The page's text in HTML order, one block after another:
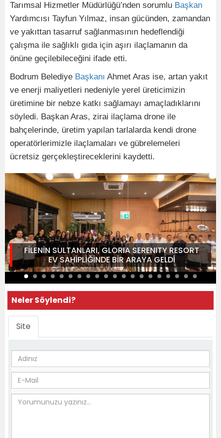
Tarımsal Hizmetler Müdürlüğü’nden sorumlu Başkan
Yardımcısı Tayfun Yılmaz, insan gücünden, zamandan
ve yakıttan tasarruf sağlanmasının hedeflendiği
çalışma ile sağlıklı gıda için aşırı ilaçlamanın da
önüne geçilebileceğini ifade etti.
Bodrum Belediye Başkanı Ahmet Aras ise, artan yakıt
ve enerji maliyetleri nedeniyle yerel üreticimizin
üretimine bir nebze katkı sağlamayı amaçladıklarını
söyledi. Başkan Aras, zirai ilaçlama drone ile
bahçelerinde, üretim yapılan tarlalarda kendi drone
operatörlerimizle ilaçlamaları ve gübrelemeleri
ücretsiz gerçekleştireceklerini kaydetti.
FİLENİN SULTANLARI, GLORIA SERENITY RESORT
EV SAHİPLİĞİNDE BİR ARAYA GELDİ
Neler Söylendi?
Site